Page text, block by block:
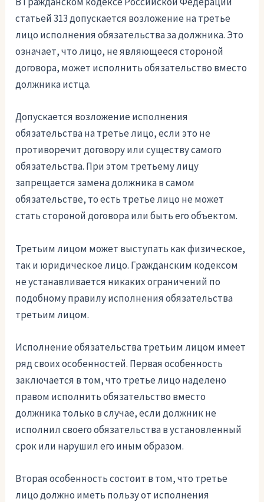
статьей 313 допускается возложение на третье
лицо исполнения обязательства за должника. Это
означает, что лицо, не являющееся стороной
договора, может исполнить обязательство вместо
должника истца.
Допускается возложение исполнения
обязательства на третье лицо, если это не
противоречит договору или существу самого
обязательства. При этом третьему лицу
запрещается замена должника в самом
обязательстве, то есть третье лицо не может
стать стороной договора или быть его объектом.
Третьим лицом может выступать как физическое,
так и юридическое лицо. Гражданским кодексом
не устанавливается никаких ограничений по
подобному правилу исполнения обязательства
третьим лицом.
Исполнение обязательства третьим лицом имеет
ряд своих особенностей. Первая особенность
заключается в том, что третье лицо наделено
правом исполнить обязательство вместо
должника только в случае, если должник не
исполнил своего обязательства в установленный
срок или нарушил его иным образом.
Вторая особенность состоит в том, что третье
лицо должно иметь пользу от исполнения